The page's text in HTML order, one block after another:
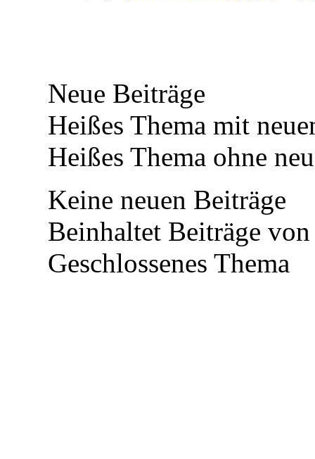
Neue Beiträge
Heißes Thema mit
Heißes Thema ohne
Keine neuen Beiträge
Beinhaltet Beiträge
Geschlossenes Thema